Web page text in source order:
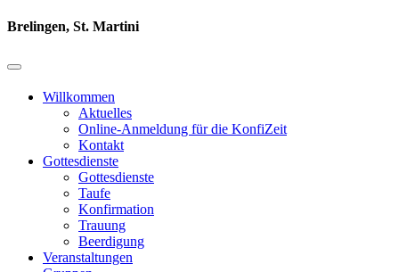
Brelingen, St. Martini
Willkommen
Aktuelles
Online-Anmeldung für die KonfiZeit
Kontakt
Gottesdienste
Gottesdienste
Taufe
Konfirmation
Trauung
Beerdigung
Veranstaltungen